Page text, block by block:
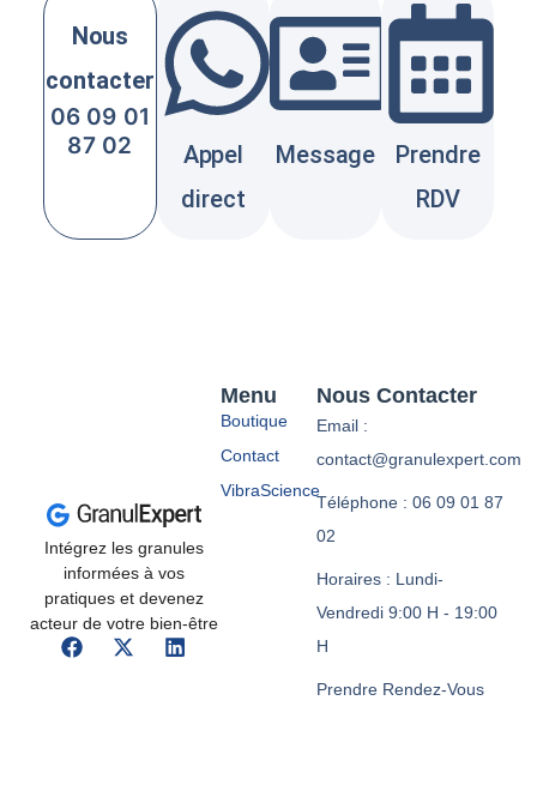
Nous
contacter
06 09 01
87 02
Appel
direct
Message
Prendre
RDV
Intégrez les granules
informées à vos
pratiques et devenez
acteur de votre bien-être
Menu
Boutique
Contact
VibraScience
Nous Contacter
Email :
contact@granulexpert.com
Téléphone : 06 09 01 87
02
Horaires : Lundi-
Vendredi 9:00 H - 19:00
H
Prendre Rendez-Vous